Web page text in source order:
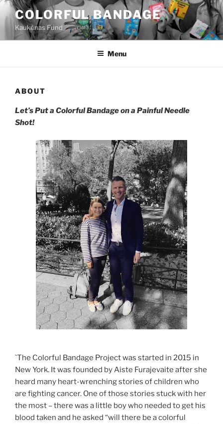
Skip
to
content
COLORFUL BANDAGE
Kaukėnas Fund
Menu
ABOUT
Let’s Put a Colorful Bandage on a Painful Needle
Shot!
`The Colorful Bandage Project was started in 2015 in
New York. It was founded by Aiste Furajevaite after she
heard many heart-wrenching stories of children who
are fighting cancer. One of those stories stuck with her
the most – there was a little boy who needed to get his
blood taken and he asked “will there be a colorful